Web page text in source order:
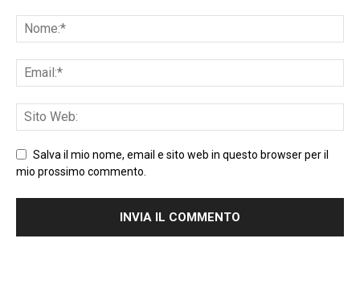
Salva il mio nome, email e sito web in questo browser per il
mio prossimo commento.